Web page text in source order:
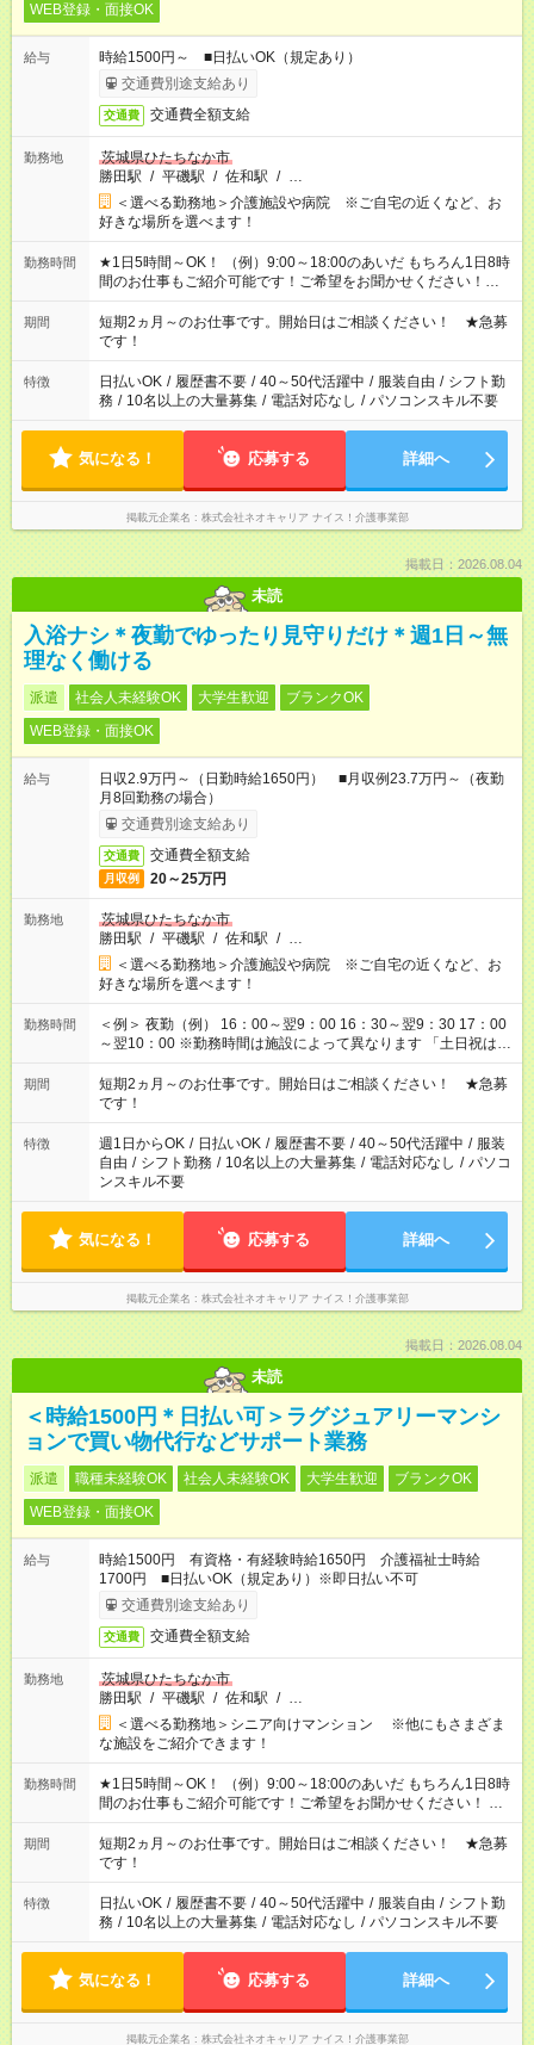
WEB登録・面接OK
給与
時給1500円～ ■日払いOK（規定あり）
交通費別途支給あり
交通費 交通費全額支給
勤務地
茨城県ひたちなか市
勝田駅 / 平磯駅 / 佐和駅 / …
＜選べる勤務地＞介護施設や病院 ※ご自宅の近くなど、お
好きな場所を選べます！
勤務時間
★1日5時間～OK！ （例）9:00～18:00のあいだ もちろん1日8時
間のお仕事もご紹介可能です！ご希望をお聞かせください！★家
庭の都合でお休みが必要な場合も遠慮なくご相談ください。 ※
週最低15時間以上の勤務が必要です
期間
短期2ヵ月～のお仕事です。開始日はご相談ください！ ★急募
です！
特徴 日払いOK / 履歴書不要 / 40～50代活躍中 / 服装自由 / シフト勤
務 / 10名以上の大量募集 / 電話対応なし / パソコンスキル不要
気になる！ 応募する 詳細へ
掲載元企業名 株式会社ネオキャリア ナイス！介護事業部
掲載日：2026.08.04
未読
入浴ナシ＊夜勤でゆったり見守りだけ＊週1日～無
理なく働ける
派遣 社会人未経験OK 大学生歓迎
ブランクOK
WEB登録・面接OK
給与
日収2.9万円～（日勤時給1650円） ■月収例23.7万円～（夜勤
月8回勤務の場合）
交通費別途支給あり
交通費 交通費全額支給
月収例 20～25万円
勤務地
茨城県ひたちなか市
勝田駅 / 平磯駅 / 佐和駅 / …
＜選べる勤務地＞介護施設や病院 ※ご自宅の近くなど、お
好きな場所を選べます！
勤務時間
＜例＞ 夜勤（例） 16：00～翌9：00 16：30～翌9：30 17：00
～翌10：00 ※勤務時間は施設によって異なります 「土日祝は休
みたい」 「しっかり稼ぎたい」 「もう少し遅い時間から始めた
い」など ご希望にあったお仕事をご案内いたします。 ※未経験
の方の場合は1～2ヶ月間は日中での仕事を経験いただき、 お
仕事に慣れてからの夜勤になります。 ★家庭の都合でお休みが
必要な場合も遠慮なくご相談ください。
期間
短期2ヵ月～のお仕事です。開始日はご相談ください！ ★急募
です！
特徴 週1日からOK / 日払いOK / 履歴書不要 / 40～50代活躍中 / 服装
自由 / シフト勤務 / 10名以上の大量募集 / 電話対応なし / パソコ
ンスキル不要
気になる！ 応募する 詳細へ
掲載元企業名 株式会社ネオキャリア ナイス！介護事業部
掲載日：2026.08.04
未読
＜時給1500円＊日払い可＞ラグジュアリーマンシ
ョンで買い物代行などサポート業務
派遣 職種未経験OK 社会人未経験OK 大学生歓迎
ブランクOK
WEB登録・面接OK
給与
時給1500円 有資格・有経験時給1650円 介護福祉士時給
1700円 ■日払いOK（規定あり）※即日払い不可
交通費別途支給あり
交通費 交通費全額支給
勤務地
茨城県ひたちなか市
勝田駅 / 平磯駅 / 佐和駅 / …
＜選べる勤務地＞シニア向けマンション ※他にもさまざま
な施設をご紹介できます！
勤務時間
★1日5時間～OK！ （例）9:00～18:00のあいだ もちろん1日8時
間のお仕事もご紹介可能です！ご希望をお聞かせください！ ★
家庭の都合でお休みが必要な場合も遠慮なくご相談ください。
※週最低15時間以上の勤務が必要です
期間
短期2ヵ月～のお仕事です。開始日はご相談ください！ ★急募
です！
特徴 日払いOK / 履歴書不要 / 40～50代活躍中 / 服装自由 / シフト勤
務 / 10名以上の大量募集 / 電話対応なし / パソコンスキル不要
気になる！ 応募する 詳細へ
掲載元企業名 株式会社ネオキャリア ナイス！介護事業部